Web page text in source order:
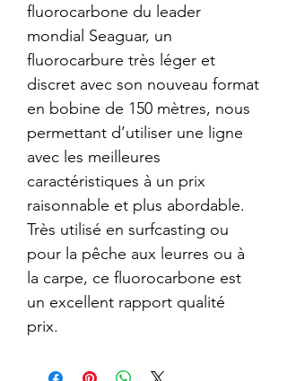
fluorocarbone du leader
mondial Seaguar, un
fluorocarbure très léger et
discret avec son nouveau format
en bobine de 150 mètres, nous
permettant d’utiliser une ligne
avec les meilleures
caractéristiques à un prix
raisonnable et plus abordable.
Très utilisé en surfcasting ou
pour la pêche aux leurres ou à
la carpe, ce fluorocarbone est
un excellent rapport qualité
prix.